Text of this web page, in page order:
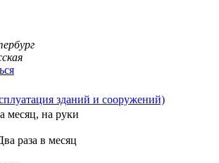
зданий и сооружений)
месяц, на руки
раза в месяц